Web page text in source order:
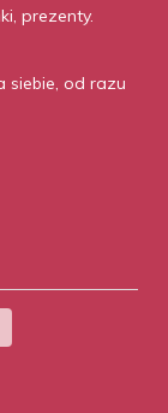
prezenty.
siebie, od razu